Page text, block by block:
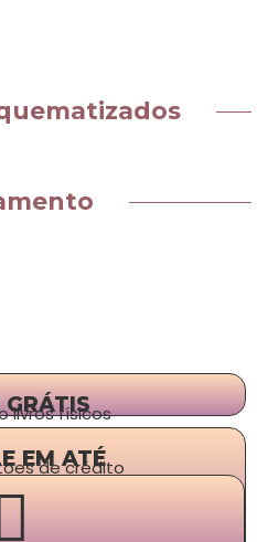
GRÁTIS
livros físicos
EM ATÉ
de crédito